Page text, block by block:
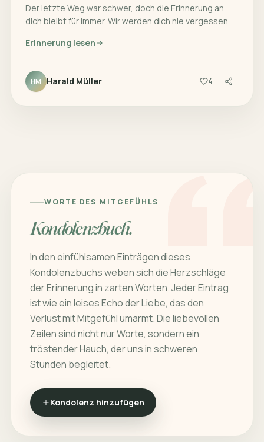
Der letzte Weg war schwer, doch die Erinnerung an
dich bleibt für immer. Wir werden dich nie vergessen.
Erinnerung lesen
HM Harald Müller 4
WORTE DES MITGEFÜHLS
Kondolenzbuch.
In den einfühlsamen Einträgen dieses
Kondolenzbuchs weben sich die Herzschläge
der Erinnerung in zarten Worten. Jeder Eintrag
ist wie ein leises Echo der Liebe, das den
Verlust mit Mitgefühl umarmt. Die liebevollen
Zeilen sind nicht nur Worte, sondern ein
tröstender Hauch, der uns in schweren
Stunden begleitet.
Kondolenz hinzufügen